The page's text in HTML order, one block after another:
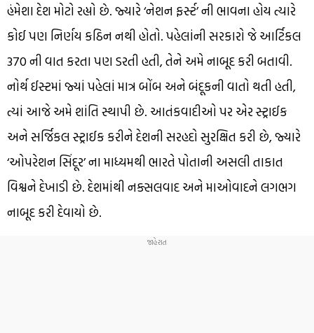
હંમેશા દેશ મોટો રહ્યો છે. જ્યારે ‘નેશન ફર્સ્ટ’ ની ભાવના હોય ત્યારે
કોઈ પણ નિર્ણય કઠિન નથી હોતો. પહેલાંની સરકારો જે આર્ટિકલ
370 ની વાત કરતા પણ ડરતી હતી, તેને અમે નાબૂદ કરી બતાવી.
નોર્થ ઈસ્ટમાં જ્યાં પહેલાં માત્ર બોંબ અને બંદૂકની વાતો થતી હતી,
ત્યાં આજે અમે શાંતિ સ્થાપી છે. આતંકવાદીઓ પર એર સ્ટ્રાઈક
અને સર્જિકલ સ્ટ્રાઈક કરીને દેશની સરહદો સુરક્ષિત કરી છે, જ્યારે
‘ઓપરેશન સિંદૂર’ ના માધ્યમથી ભારતે પોતાની અસલી તાકાત
વિશ્વને દેખાડી છે. દેશમાંથી નક્સલવાદ અને માઓવાદને લગભગ
નાબૂદ કરી દેવાયો છે.